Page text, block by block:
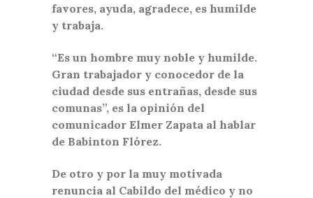
favores, ayuda, agradece, es humilde
y trabaja.
“Es un hombre muy noble y humilde.
Gran trabajador y conocedor de la
ciudad desde sus entrañas, desde sus
comunas”, es la opinión del
comunicador Elmer Zapata al hablar
de Babinton Flórez.
De otro y por la muy motivada
renuncia al Cabildo del médico y no